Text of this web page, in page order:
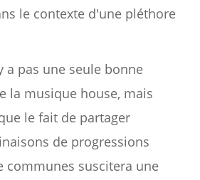
le contexte d'une pléthore
a pas une seule bonne
la musique house, mais
le fait de partager
de progressions
communes suscitera une